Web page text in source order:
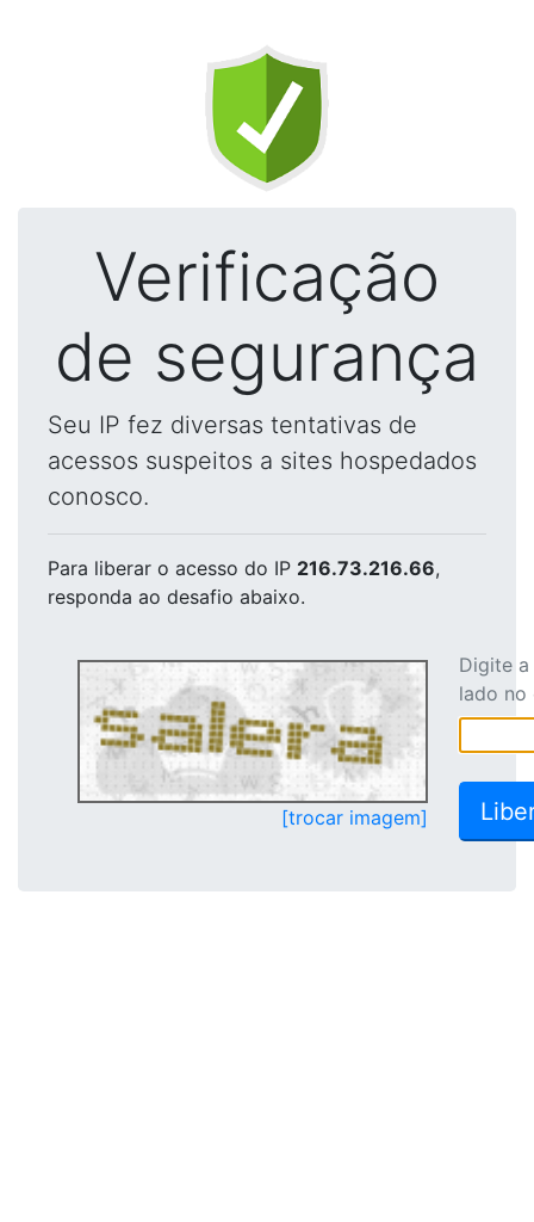
Verificação
de segurança
Seu IP fez diversas tentativas de
acessos suspeitos a sites hospedados
conosco.
Para liberar o acesso do IP 216.73.216.66,
responda ao desafio abaixo.
[trocar imagem]
Digite
lado no